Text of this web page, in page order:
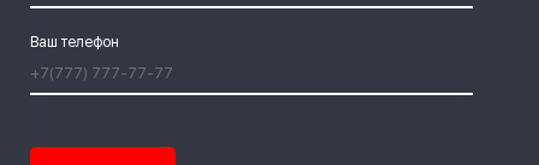
Ваш телефон